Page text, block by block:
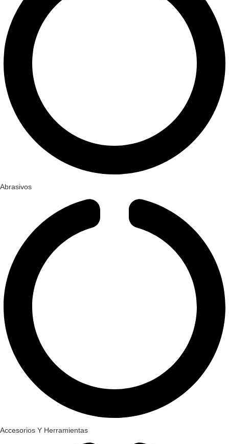
Abrasivos
Accesorios Y Herramientas